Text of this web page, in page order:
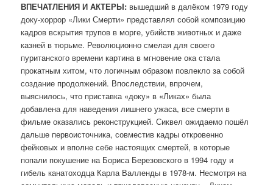
ВПЕЧАТЛЕНИЯ И АКТЕРЫ: вышедший в далёком 1979 году
доку-хоррор «Лики Смерти» представлял собой композицию
кадров вскрытия трупов в морге, убийств животных и даже
казней в тюрьме. Революционно смелая для своего
пуританского времени картина в мгновение ока стала
прокатным хитом, что логичным образом повлекло за собой
создание продолжений. Впоследствии, впрочем,
выяснилось, что приставка «доку» в «Ликах» была
добавлена для наведения лишнего ужаса, все смерти в
фильме оказались реконструкцией. Сиквел ожидаемо пошёл
дальше первоисточника, совместив кадры откровенно
фейковых и вполне себе настоящих смертей, в которые
попали покушение на Бориса Березовского в 1994 году и
гибель канатоходца Карла Валленды в 1978-м. Несмотря на